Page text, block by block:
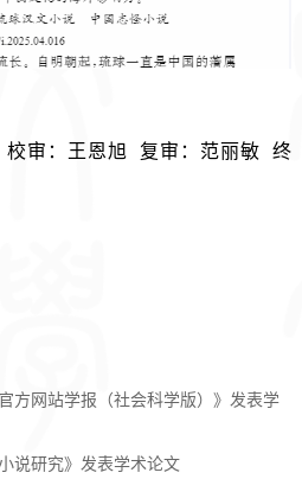
审：王恩旭  复审：范丽敏  终
方网站学报（社会科学版）》发表学
说研究》发表学术论文